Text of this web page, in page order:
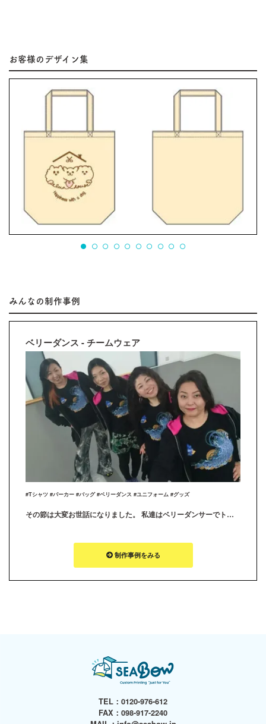
お客様のデザイン集
みんなの制作事例
ベリーダンス - チームウェア
#Tシャツ #パーカー #バッグ #ベリーダンス #ユニフォーム #グッズ
その節は大変お世話になりました。 私達はベリーダンサーでトライバルユニット『BOMBA!!!』と言います。 年末忙しい時期に注文したのにも関わらず、年内に納品して頂きありがとうございました。とても素敵なグッズに仕上がり大満足です！ また機会がありましたら、よろしくお願いいたします
制作事例をみる
TEL： 0120-976-612
FAX：098-917-2240